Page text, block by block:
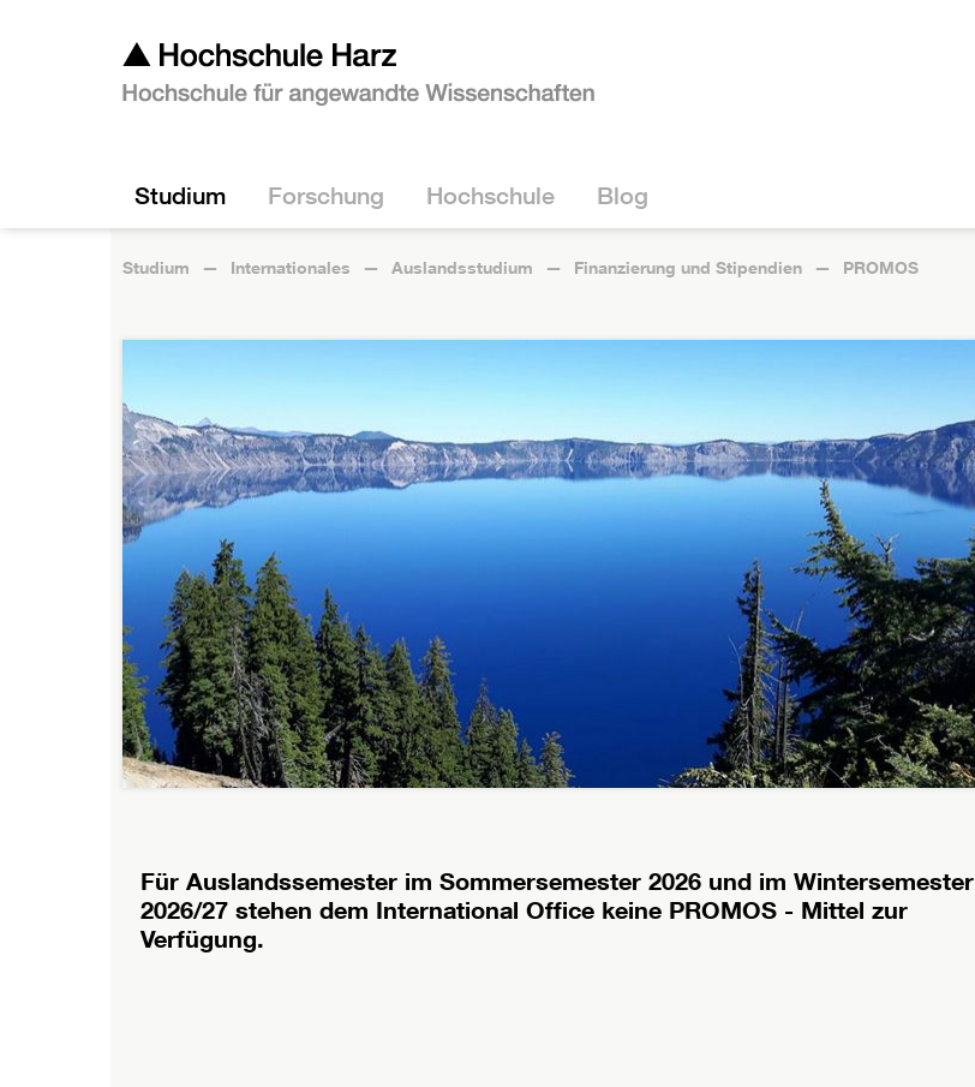
Studium Forschung Hochschule Blog
Studium Internationales Auslandsstudium Finanzierung und Stipendien PROMOS
Für Auslandssemester im Sommersemester 2026 und im Wintersemester
2026/27 stehen dem International Office keine PROMOS - Mittel zur
Verfügung.